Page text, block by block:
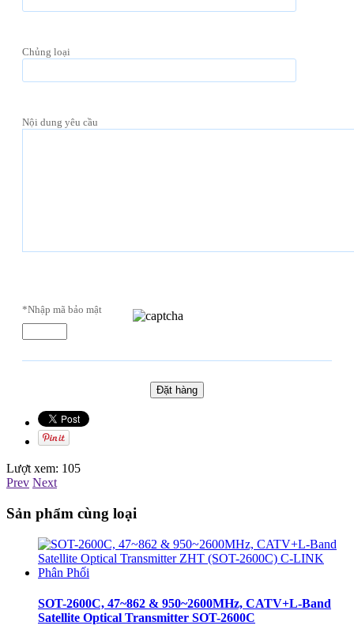
Chủng loại
Nội dung yêu cầu
*Nhập mã bảo mật
Lượt xem: 105
Prev Next
Sản phẩm cùng loại
SOT-2600C, 47~862 & 950~2600MHz, CATV+L-Band
Satellite Optical Transmitter SOT-2600C